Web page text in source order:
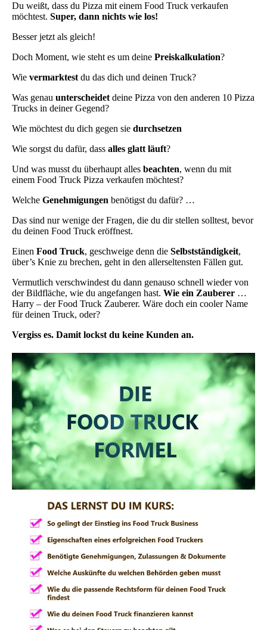
Du weißt, dass du Pizza mit einem Food Truck verkaufen
möchtest. Super, dann nichts wie los!
Besser jetzt als gleich!
Doch Moment, wie steht es um deine Preiskalkulation?
Wie vermarktest du das dich und deinen Truck?
Was genau unterscheidet deine Pizza von den anderen 10 Pizza
Trucks in deiner Gegend?
Wie möchtest du dich gegen sie durchsetzen
Wie sorgst du dafür, dass alles glatt läuft?
Und was musst du überhaupt alles beachten, wenn du mit
einem Food Truck Pizza verkaufen möchtest?
Welche Genehmigungen benötigst du dafür? …
Das sind nur wenige der Fragen, die du dir stellen solltest, bevor
du deinen Food Truck eröffnest.
Einen Food Truck, geschweige denn die Selbstständigkeit,
über’s Knie zu brechen, geht in den allerseltensten Fällen gut.
Vermutlich verschwindest du dann genauso schnell wieder von
der Bildfläche, wie du angefangen hast. Wie ein Zauberer …
Harry – der Food Truck Zauberer. Wäre doch ein cooler Name
für deinen Truck, oder?
Vergiss es. Damit lockst du keine Kunden an.